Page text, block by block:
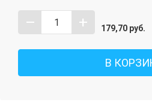
– + 179,70 руб.
В